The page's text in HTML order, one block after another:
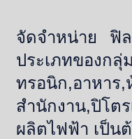
จัดจำหน่าย ฟิล
ประเภทของก
ทรอนิก,อาหาร
สำนักงาน,ปิโต
ผลิตไฟฟ้า เป็น